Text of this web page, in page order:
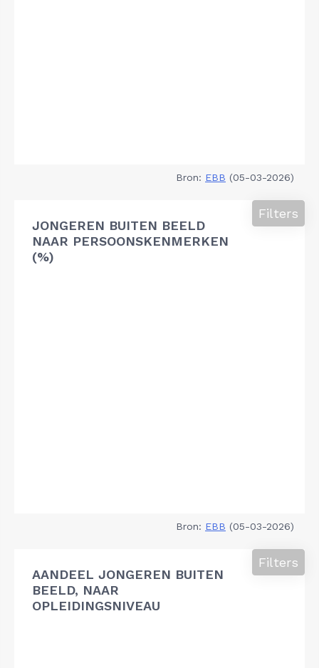
Bron: EBB (05-03-2026)
JONGEREN BUITEN BEELD
NAAR PERSOONSKENMERKEN
(%)
Filters
Bron: EBB (05-03-2026)
AANDEEL JONGEREN BUITEN
BEELD, NAAR
OPLEIDINGSNIVEAU
Filters